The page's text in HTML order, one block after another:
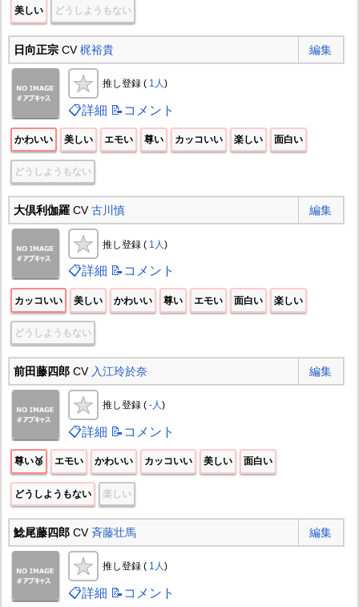
美しい どうしようもない
日向正宗CV梶裕貴 編集
推し登録 ( 1人)
📋詳細 📝コメント
かわいい 美しい エモい 尊い カッコいい 楽しい 面白い
どうしようもない
大倶利伽羅CV古川慎 編集
推し登録 ( 1人 )
📋詳細 📝コメント
カッコいい 美しい かわいい 尊い エモい 面白い 楽しい
どうしようもない
前田藤四郎CV 入江玲於奈 編集
推し登録 ( -人)
📋詳細 📝コメント
尊い🥉 エモい かわいい カッコいい 美しい 面白い
どうしようもない 楽しい
鯰尾藤四郎CV 斉藤壮馬 編集
推し登録 ( 1人)
📋詳細 📝コメント